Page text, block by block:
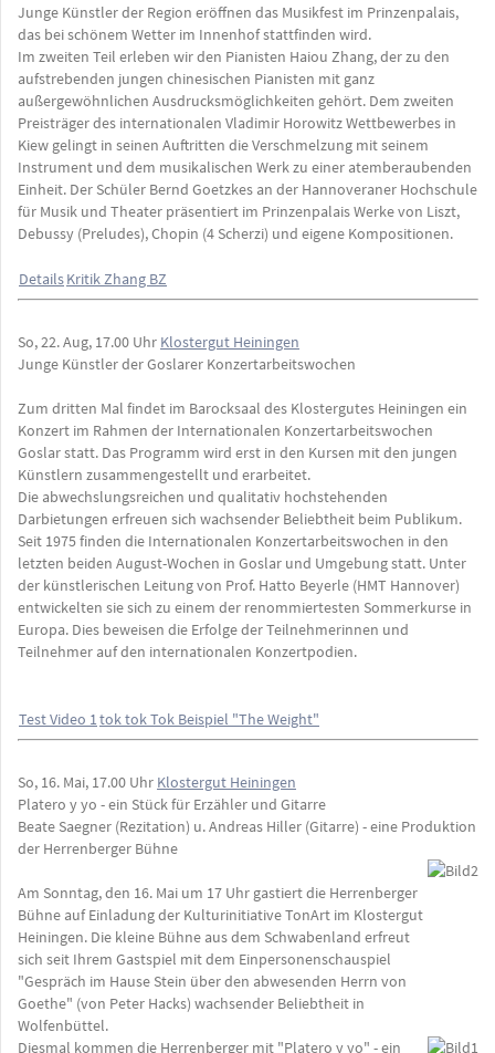
Junge Künstler der Region eröffnen das Musikfest im Prinzenpalais,
das bei schönem Wetter im Innenhof stattfinden wird.
Im zweiten Teil erleben wir den Pianisten Haiou Zhang, der zu den
aufstrebenden jungen chinesischen Pianisten mit ganz
außergewöhnlichen Ausdrucksmöglichkeiten gehört. Dem zweiten
Preisträger des internationalen Vladimir Horowitz Wettbewerbes in
Kiew gelingt in seinen Auftritten die Verschmelzung mit seinem
Instrument und dem musikalischen Werk zu einer atemberaubenden
Einheit. Der Schüler Bernd Goetzkes an der Hannoveraner Hochschule
für Musik und Theater präsentiert im Prinzenpalais Werke von Liszt,
Debussy (Preludes), Chopin (4 Scherzi) und eigene Kompositionen.
DetailsKritik Zhang BZ
So, 22. Aug, 17.00 Uhr Klostergut Heiningen
Junge Künstler der Goslarer Konzertarbeitswochen
Zum dritten Mal findet im Barocksaal des Klostergutes Heiningen ein
Konzert im Rahmen der Internationalen Konzertarbeitswochen
Goslar statt. Das Programm wird erst in den Kursen mit den jungen
Künstlern zusammengestellt und erarbeitet.
Die abwechslungsreichen und qualitativ hochstehenden
Darbietungen erfreuen sich wachsender Beliebtheit beim Publikum.
Seit 1975 finden die Internationalen Konzertarbeitswochen in den
letzten beiden August-Wochen in Goslar und Umgebung statt. Unter
der künstlerischen Leitung von Prof. Hatto Beyerle (HMT Hannover)
entwickelten sie sich zu einem der renommiertesten Sommerkurse in
Europa. Dies beweisen die Erfolge der Teilnehmerinnen und
Teilnehmer auf den internationalen Konzertpodien.
Test Video 1tok tok Tok Beispiel "The Weight"
So, 16. Mai, 17.00 Uhr Klostergut Heiningen
Platero y yo - ein Stück für Erzähler und Gitarre
Beate Saegner (Rezitation) u. Andreas Hiller (Gitarre) - eine Produktion
der Herrenberger Bühne
Am Sonntag, den 16. Mai um 17 Uhr gastiert die Herrenberger
Bühne auf Einladung der Kulturinitiative TonArt im Klostergut
Heiningen. Die kleine Bühne aus dem Schwabenland erfreut
sich seit Ihrem Gastspiel mit dem Einpersonenschauspiel
"Gespräch im Hause Stein über den abwesenden Herrn von
Goethe" (von Peter Hacks) wachsender Beliebtheit in
Wolfenbüttel.
Diesmal kommen die Herrenberger mit "Platero y yo" - ein